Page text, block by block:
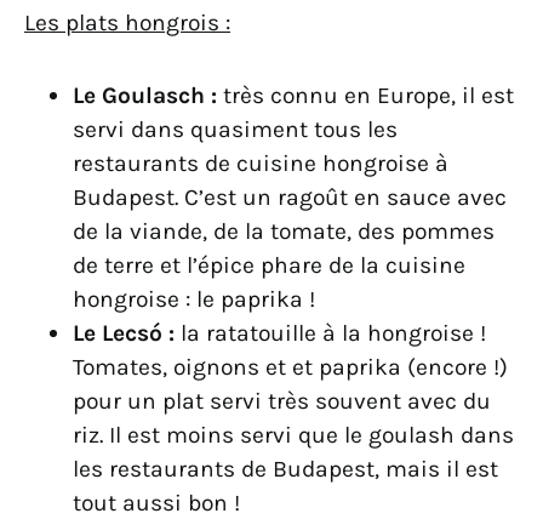
Les plats hongrois :
Le Goulasch : très connu en Europe, il est
servi dans quasiment tous les
restaurants de cuisine hongroise à
Budapest. C’est un ragoût en sauce avec
de la viande, de la tomate, des pommes
de terre et l’épice phare de la cuisine
hongroise : le paprika !
Le Lecsó : la ratatouille à la hongroise !
Tomates, oignons et et paprika (encore !)
pour un plat servi très souvent avec du
riz. Il est moins servi que le goulash dans
les restaurants de Budapest, mais il est
tout aussi bon !